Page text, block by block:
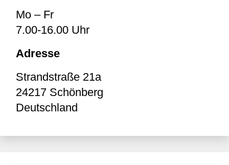
Mo – Fr
7.00-16.00 Uhr
Adresse
Strandstraße 21a
24217 Schönberg
Deutschland